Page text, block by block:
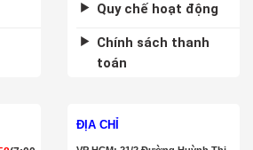
Quy chế hoạt động
Chính sách thanh
toán
ĐỊA CHỈ